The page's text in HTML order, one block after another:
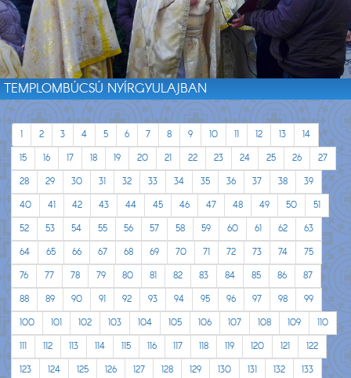
TEMPLOMBÚCSÚ NYÍRGYULAJBAN
1 2 3 4 5 6 7 8 9 10 11 12 13
14
15
16 17 18 19 20 21 22 23 24 25 26
27
28
29 30 31 32 33 34 35 36 37 38
39
40
41 42 43 44 45 46 47 48 49 50
51
52
53 54 55 56 57 58 59 60 61 62
63
64
65 66 67 68 69 70 71 72 73 74
75
76
77 78 79 80 81 82 83 84 85 86
87
88
89 90 91 92 93 94 95 96 97 98
99
100
101 102 103 104 105 106 107 108 109
110
111
112 113 114 115 116 117 118 119 120 121
122
123
124 125 126 127 128 129 130 131 132
133